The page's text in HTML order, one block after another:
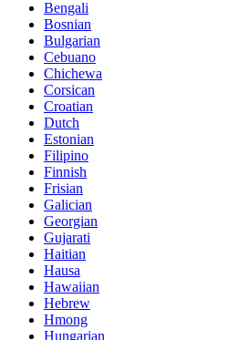
Bengali
Bosnian
Bulgarian
Cebuano
Chichewa
Corsican
Croatian
Dutch
Estonian
Filipino
Finnish
Frisian
Galician
Georgian
Gujarati
Haitian
Hausa
Hawaiian
Hebrew
Hmong
Hungarian